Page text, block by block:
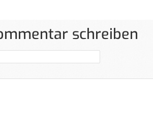
schreiben